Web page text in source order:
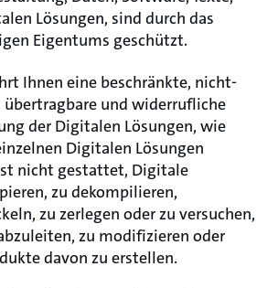
Lösungen, sind durch das
Eigentums geschützt.
Ihnen eine beschränkte, nicht-
und widerrufliche
der Digitalen Lösungen, wie
Digitalen Lösungen
nicht gestattet, Digitale
zu dekompilieren,
zu zerlegen oder zu versuchen,
zu modifizieren oder
davon zu erstellen.